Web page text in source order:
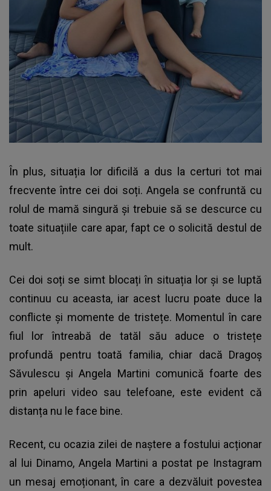
În plus, situația lor dificilă a dus la certuri tot mai
frecvente între cei doi soți. Angela se confruntă cu
rolul de mamă singură și trebuie să se descurce cu
toate situațiile care apar, fapt ce o solicită destul de
mult.
Cei doi soți se simt blocați în situația lor și se luptă
continuu cu aceasta, iar acest lucru poate duce la
conflicte și momente de tristețe. Momentul în care
fiul lor întreabă de tatăl său aduce o tristețe
profundă pentru toată familia, chiar dacă Dragoș
Săvulescu și Angela Martini comunică foarte des
prin apeluri video sau telefoane, este evident că
distanța nu le face bine.
Recent, cu ocazia zilei de naștere a fostului acționar
al lui Dinamo, Angela Martini a postat pe Instagram
un mesaj emoționant, în care a dezvăluit povestea